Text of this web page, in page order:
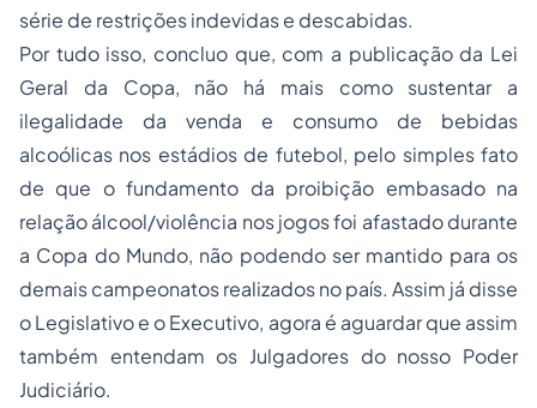
série de restrições indevidas e descabidas.
Por tudo isso, concluo que, com a publicação da Lei
Geral da Copa, não há mais como sustentar a
ilegalidade da venda e consumo de bebidas
alcoólicas nos estádios de futebol, pelo simples fato
de que o fundamento da proibição embasado na
relação álcool/violência nos jogos foi afastado durante
a Copa do Mundo, não podendo ser mantido para os
demais campeonatos realizados no país. Assim já disse
o Legislativo e o Executivo, agora é aguardar que assim
também entendam os Julgadores do nosso Poder
Judiciário.